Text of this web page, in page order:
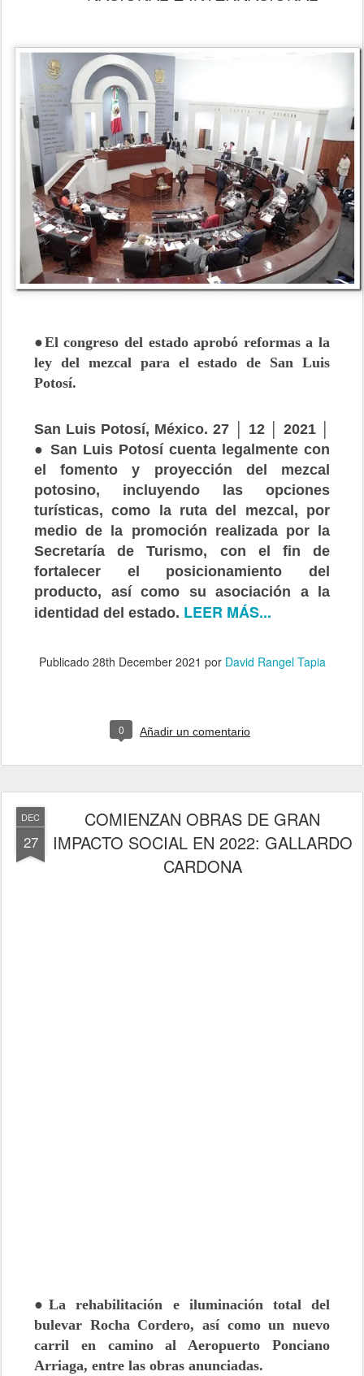
●El congreso del estado aprobó reformas a la
ley del mezcal para el estado de San Luis
Potosí.
San Luis Potosí, México. 27 │ 12 │ 2021 │
● San Luis Potosí cuenta legalmente con
el fomento y proyección del mezcal
potosino, incluyendo las opciones
turísticas, como la ruta del mezcal, por
medio de la promoción realizada por la
Secretaría de Turismo, con el fin de
fortalecer el posicionamiento del
producto, así como su asociación a la
identidad del estado. LEER MÁS...
Publicado 28th December 2021 por David Rangel Tapia
0 Añadir un comentario
DEC
27
COMIENZAN OBRAS DE GRAN
IMPACTO SOCIAL EN 2022: GALLARDO
CARDONA
●La rehabilitación e iluminación total del
bulevar Rocha Cordero, así como un nuevo
carril en camino al Aeropuerto Ponciano
Arriaga, entre las obras anunciadas.